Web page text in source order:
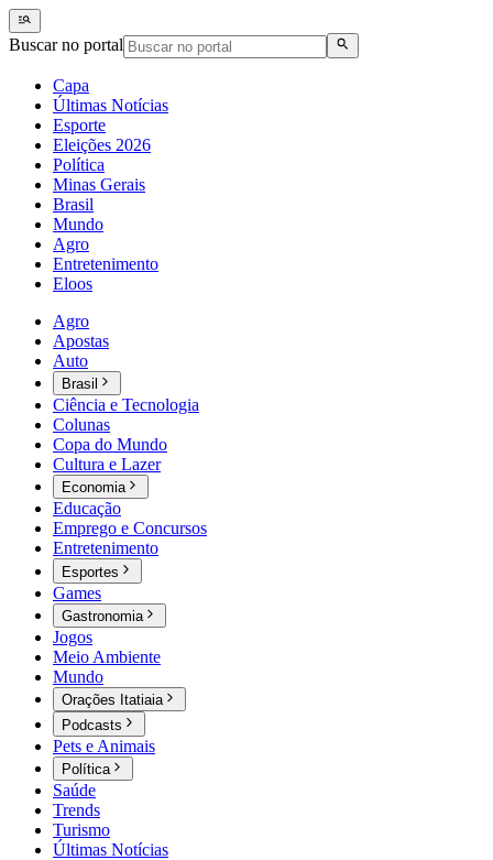
Buscar no portal
Capa
Últimas Notícias
Esporte
Eleições 2026
Política
Minas Gerais
Brasil
Mundo
Agro
Entretenimento
Eloos
Agro
Apostas
Auto
Brasil
Ciência e Tecnologia
Colunas
Copa do Mundo
Cultura e Lazer
Economia
Educação
Emprego e Concursos
Entretenimento
Esportes
Games
Gastronomia
Jogos
Meio Ambiente
Mundo
Orações Itatiaia
Podcasts
Pets e Animais
Política
Saúde
Trends
Turismo
Últimas Notícias